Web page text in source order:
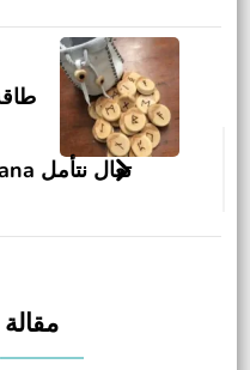
التنقل
بين
التدوينات
تعال نتأمل Vipassana